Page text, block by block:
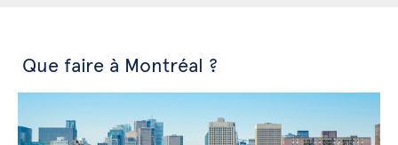
Que faire à Montréal ?